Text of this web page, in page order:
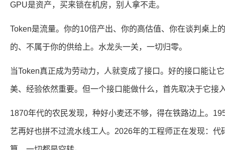
GPU是资产，买来锁在机房，别人拿不走。
Token是流量。你的10倍产出、你的高估值、你在谈判桌上
的、不属于你的供给上。水龙头一关，一切归零。
当Token真正成为劳动力，人就变成了接口。好的接口能让
美、经验依然重要。但一个接口能做什么，首先取决于它接
1870年代的农民发现，种好小麦还不够，得在铁路边上。
艺再好也拼不过流水线工人。2026年的工程师正在发现：代